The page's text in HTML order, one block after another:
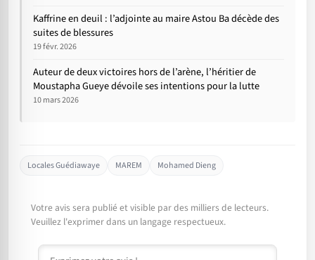
Kaffrine en deuil : l’adjointe au maire Astou Ba décède des
suites de blessures
19 févr. 2026
Auteur de deux victoires hors de l’arène, l’héritier de
Moustapha Gueye dévoile ses intentions pour la lutte
10 mars 2026
Locales Guédiawaye MAREM Mohamed Dieng
Votre avis sera publié et visible par des milliers de lecteurs.
Veuillez l'exprimer dans un langage respectueux.
Commentaire